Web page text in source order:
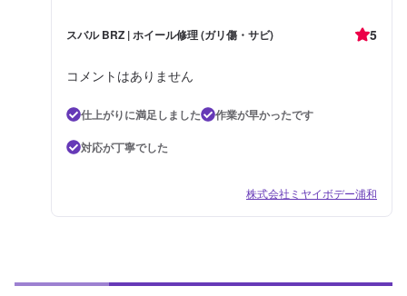
スバル BRZ | ホイール修理 (ガリ傷・サビ) 5
コメントはありません
仕上がりに満足しました
作業が早かったです
対応が丁寧でした
株式会社ミヤイボデー浦和